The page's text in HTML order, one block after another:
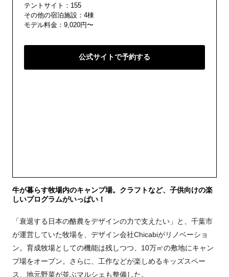
テントサイト：155
その他の宿泊施設：4棟
モデル料金：9,020円〜
公式サイトで予約する
牛が暮らす牧場内のキャンプ場。クラフトなど、子供向けの楽
しいプログラムがいっぱい！
「衰退する日本の酪農をデザインの力で支えたい」と、千葉市
が運営していた牧場を、デザイン会社Chicabiがリノベーショ
ン。育成牧場としての機能は残しつつ、10万㎡の敷地にキャン
プ場をオープン。さらに、工作などが楽しめるキッズスペー
ス、地元野菜が並ぶマルシェも整備した。